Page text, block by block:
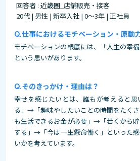
回答者 : 近畿圏_店舗販売・接客
20代 | 男性 | 新卒入社 | 0～3年 | 正社員
仕事におけるモチベーション・原動
モチベーションの根底には、「人生の幸
という思いがあります。
そのきっかけ・理由は？
幸せを感じたいとは、誰もが考えると
る」→「趣味やしたいことの時間をたく
も生活できるお金が必要」→「若くから
する」→「今は一生懸命働く」といった
いかを考えています。